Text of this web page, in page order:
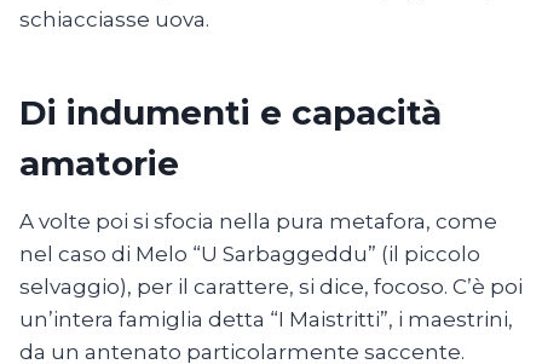
schiacciasse uova.
Di indumenti e capacità
amatorie
A volte poi si sfocia nella pura metafora, come
nel caso di Melo “U Sarbaggeddu” (il piccolo
selvaggio), per il carattere, si dice, focoso. C’è poi
un’intera famiglia detta “I Maistritti”, i maestrini,
da un antenato particolarmente saccente.